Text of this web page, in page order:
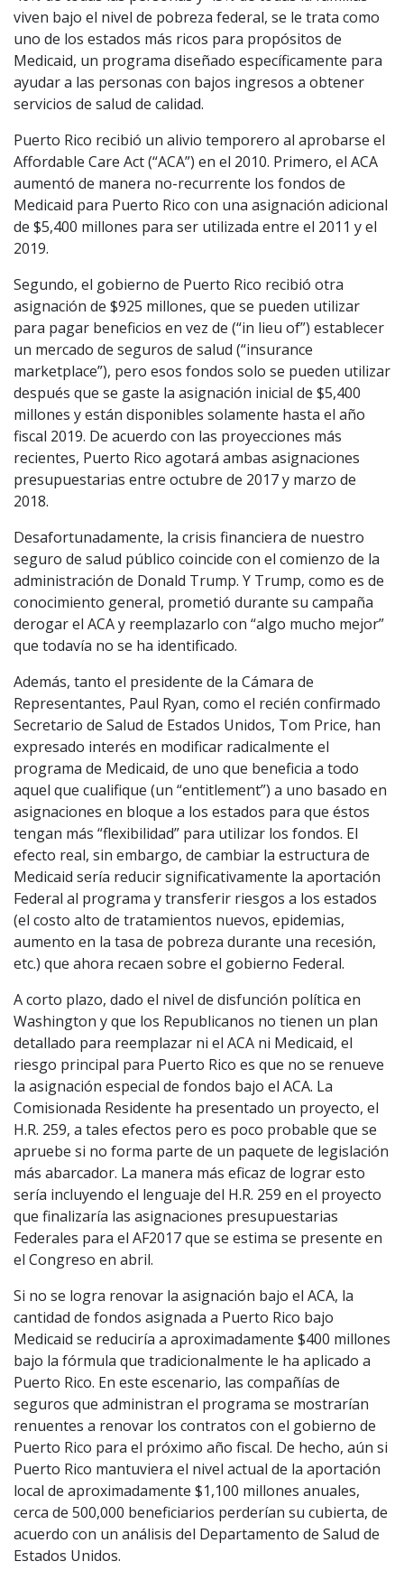
viven bajo el nivel de pobreza federal, se le trata como
uno de los estados más ricos para propósitos de
Medicaid, un programa diseñado específicamente para
ayudar a las personas con bajos ingresos a obtener
servicios de salud de calidad.
Puerto Rico recibió un alivio temporero al aprobarse el
Affordable Care Act (“ACA”) en el 2010. Primero, el ACA
aumentó de manera no-recurrente los fondos de
Medicaid para Puerto Rico con una asignación adicional
de $5,400 millones para ser utilizada entre el 2011 y el
2019.
Segundo, el gobierno de Puerto Rico recibió otra
asignación de $925 millones, que se pueden utilizar
para pagar beneficios en vez de (“in lieu of”) establecer
un mercado de seguros de salud (“insurance
marketplace”), pero esos fondos solo se pueden utilizar
después que se gaste la asignación inicial de $5,400
millones y están disponibles solamente hasta el año
fiscal 2019. De acuerdo con las proyecciones más
recientes, Puerto Rico agotará ambas asignaciones
presupuestarias entre octubre de 2017 y marzo de
2018.
Desafortunadamente, la crisis financiera de nuestro
seguro de salud público coincide con el comienzo de la
administración de Donald Trump. Y Trump, como es de
conocimiento general, prometió durante su campaña
derogar el ACA y reemplazarlo con “algo mucho mejor”
que todavía no se ha identificado.
Además, tanto el presidente de la Cámara de
Representantes, Paul Ryan, como el recién confirmado
Secretario de Salud de Estados Unidos, Tom Price, han
expresado interés en modificar radicalmente el
programa de Medicaid, de uno que beneficia a todo
aquel que cualifique (un “entitlement”) a uno basado en
asignaciones en bloque a los estados para que éstos
tengan más “flexibilidad” para utilizar los fondos. El
efecto real, sin embargo, de cambiar la estructura de
Medicaid sería reducir significativamente la aportación
Federal al programa y transferir riesgos a los estados
(el costo alto de tratamientos nuevos, epidemias,
aumento en la tasa de pobreza durante una recesión,
etc.) que ahora recaen sobre el gobierno Federal.
A corto plazo, dado el nivel de disfunción política en
Washington y que los Republicanos no tienen un plan
detallado para reemplazar ni el ACA ni Medicaid, el
riesgo principal para Puerto Rico es que no se renueve
la asignación especial de fondos bajo el ACA. La
Comisionada Residente ha presentado un proyecto, el
H.R. 259, a tales efectos pero es poco probable que se
apruebe si no forma parte de un paquete de legislación
más abarcador. La manera más eficaz de lograr esto
sería incluyendo el lenguaje del H.R. 259 en el proyecto
que finalizaría las asignaciones presupuestarias
Federales para el AF2017 que se estima se presente en
el Congreso en abril.
Si no se logra renovar la asignación bajo el ACA, la
cantidad de fondos asignada a Puerto Rico bajo
Medicaid se reduciría a aproximadamente $400 millones
bajo la fórmula que tradicionalmente le ha aplicado a
Puerto Rico. En este escenario, las compañías de
seguros que administran el programa se mostrarían
renuentes a renovar los contratos con el gobierno de
Puerto Rico para el próximo año fiscal. De hecho, aún si
Puerto Rico mantuviera el nivel actual de la aportación
local de aproximadamente $1,100 millones anuales,
cerca de 500,000 beneficiarios perderían su cubierta, de
acuerdo con un análisis del Departamento de Salud de
Estados Unidos.